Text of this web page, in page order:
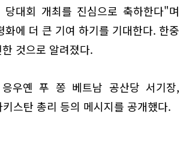
대회 개최를 진심으로 축하한다"며
에 더 큰 기여 하기를 기대한다. 한중
것으로 알려졌다.
우옌 푸 쫑 베트남 공산당 서기장,
스탄 총리 등의 메시지를 공개했다.